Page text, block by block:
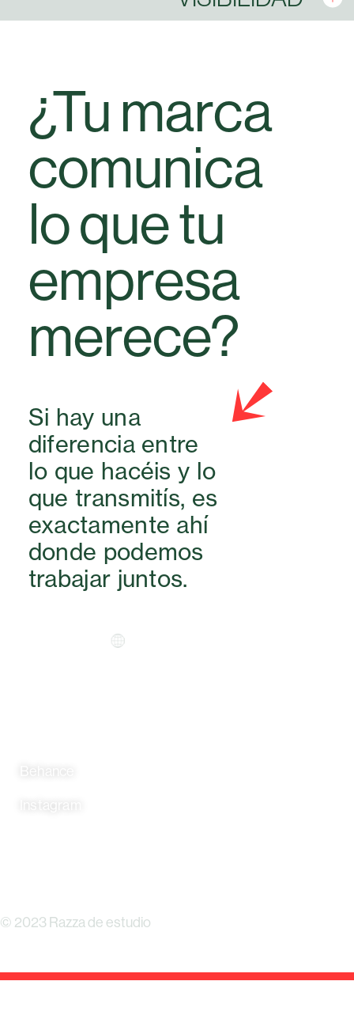
¿Tu marca
comunica
lo que tu
empresa
merece?
Si hay una
diferencia entre
lo que hacéis y lo
que transmitís, es
exactamente ahí
donde podemos
trabajar juntos.
info@razzaestudio.com
© 2023 Razza de estudio